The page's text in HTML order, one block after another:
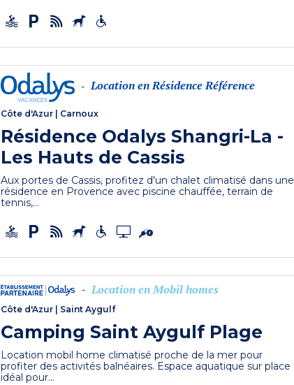
- Location en Résidence Référence
Côte d'Azur Carnoux
Résidence Odalys Shangri-La -
Les Hauts de Cassis
Aux portes de Cassis, profitez d'un chalet climatisé dans une
résidence en Provence avec piscine chauffée, terrain de
tennis,...
- Location en Mobil homes
Côte d'Azur Saint Aygulf
Camping Saint Aygulf Plage
Location mobil home climatisé proche de la mer pour
profiter des activités balnéaires. Espace aquatique sur place
idéal pour...